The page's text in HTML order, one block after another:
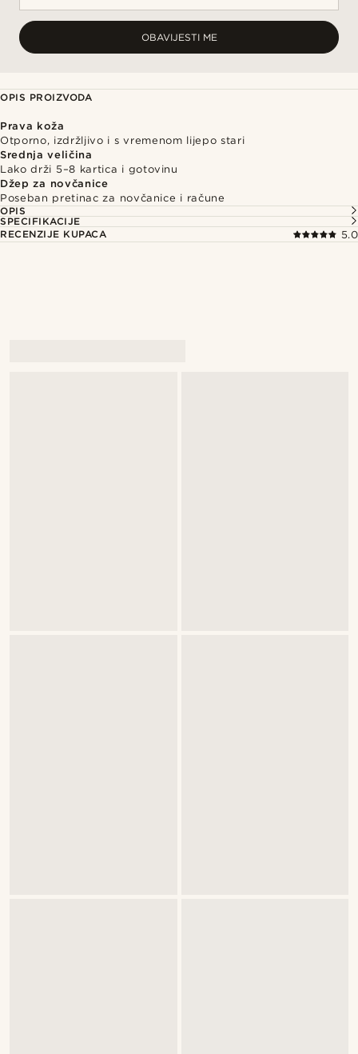
OBAVIJESTI ME
OPIS PROIZVODA
Prava koža
Otporno, izdržljivo i s vremenom lijepo stari
Srednja veličina
Lako drži 5–8 kartica i gotovinu
Džep za novčanice
Poseban pretinac za novčanice i račune
OPIS
SPECIFIKACIJE
RECENZIJE KUPACA
5.0